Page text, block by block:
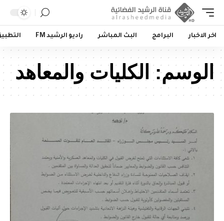
اخر الاخبار البرامج البث المباشر راديو الرشيد FM
الوسم: الكليات والمعاهد